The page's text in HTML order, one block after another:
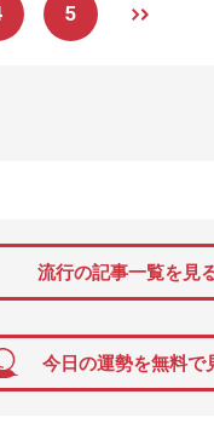
5
一報から約2か月後、宮内庁
流行の記事一覧を見
今日の運勢を無料で